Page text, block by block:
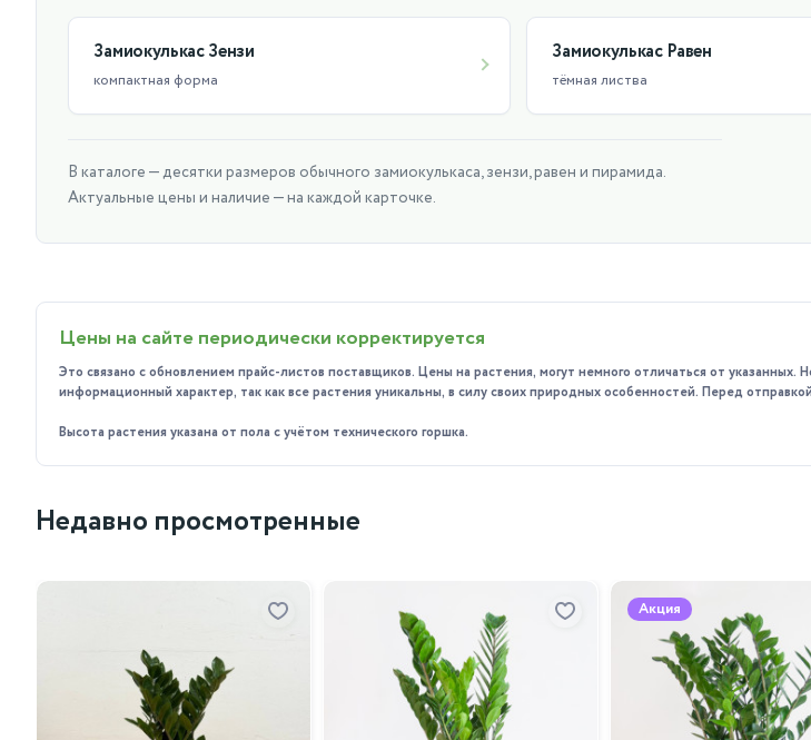
Оптимальная температура для него в тёплое время 20-28 градусов, зимой около 18, не ниже 12
Замиокулькас Зензи
компактная форма
Замиокулькас Равен
тёмная листва
В каталоге — десятки размеров обычного замиокулькаса, зензи, равен и пирамида.
Актуальные цены и наличие — на каждой карточке.
Цены на сайте периодически корректируется
Это связано с обновлением прайс-листов поставщиков. Цены на растения, могут немного отличаться от
информационный характер, так как все растения уникальны, в силу своих природных особенностей. Перед
Высота растения указана от пола с учётом технического горшка.
Недавно просмотренные
Акция